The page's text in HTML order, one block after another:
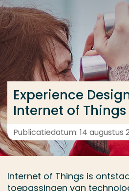
Ga direct naar de content
... > Experience Design for
Experience
Internet of Things
Publicatiedatum: 14 augustus
Internet of Things is
toepassingen van
Veel gezocht
Opleiding
Contact